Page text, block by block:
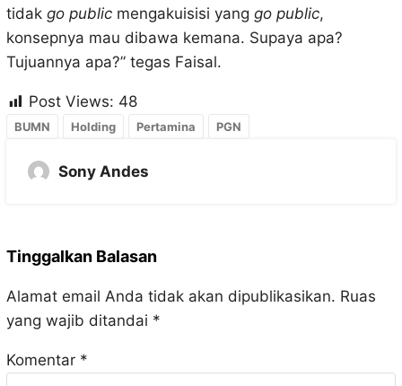
tidak go publicmengakuisisi yang go public,
konsepnya mau dibawa kemana. Supaya apa?
Tujuannya apa?” tegas Faisal.
Post Views: 48
BUMN Holding Pertamina PGN
Sony Andes
Tinggalkan Balasan
Alamat email Anda tidak akan dipublikasikan. Ruas
yang wajib ditandai *
Komentar *